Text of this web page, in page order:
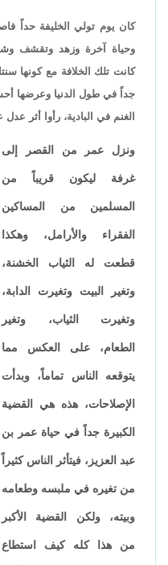
كان يوم تولي الخليفة حداً
وحياة آخرة وزهد
كانت تلك الخلافة مع كونها
جداً في طول الدنيا وعرضها
الغنم في البادية، رأوا أثر
ونزل عمر من القصر إلى
غرفة ليكون قريباً من
المسلمين من المساكين
الفقراء والأرامل، وهكذا
قطعت له الثياب الخشنة،
وتغير البيت وتغيرت الدابة،
وتغيرت الثياب، وتغير
الطعام، على العكس مما
يتوقعه الناس تماماً، وبدأت
الإصلاحات، هذه هي القضية
الكبيرة جداً في حياة عمر بن
عبد العزيز، فيتأثر الناس كثيراً
من تغيره في ملبسه وطعامه
وبيته، ولكن القضية الأكبر
من هذا كله كيف استطاع